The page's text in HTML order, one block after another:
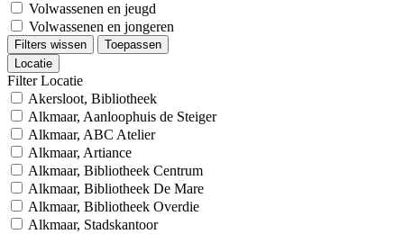
Volwassenen en jeugd
Volwassenen en jongeren
Filters wissen
Toepassen
Locatie
Filter Locatie
Akersloot, Bibliotheek
Alkmaar, Aanloophuis de Steiger
Alkmaar, ABC Atelier
Alkmaar, Artiance
Alkmaar, Bibliotheek Centrum
Alkmaar, Bibliotheek De Mare
Alkmaar, Bibliotheek Overdie
Alkmaar, Stadskantoor